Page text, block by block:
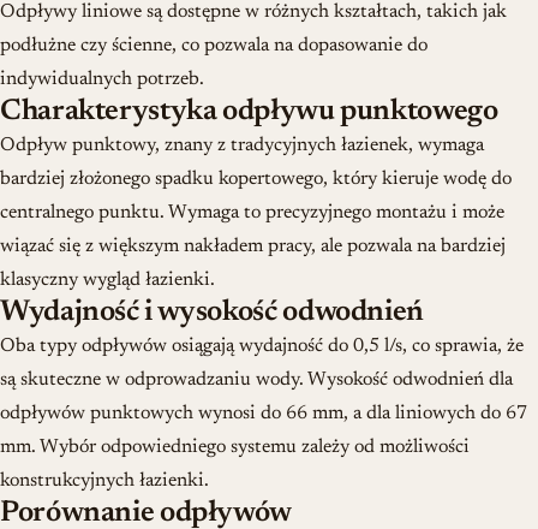
Odpływy liniowe są dostępne w różnych kształtach, takich jak
podłużne czy ścienne, co pozwala na dopasowanie do
indywidualnych potrzeb.
Charakterystyka odpływu punktowego
Odpływ punktowy, znany z tradycyjnych łazienek, wymaga
bardziej złożonego spadku kopertowego, który kieruje wodę do
centralnego punktu. Wymaga to precyzyjnego montażu i może
wiązać się z większym nakładem pracy, ale pozwala na bardziej
klasyczny wygląd łazienki.
Wydajność i wysokość odwodnień
Oba typy odpływów osiągają wydajność do 0,5 l/s, co sprawia, że
są skuteczne w odprowadzaniu wody. Wysokość odwodnień dla
odpływów punktowych wynosi do 66 mm, a dla liniowych do 67
mm. Wybór odpowiedniego systemu zależy od możliwości
konstrukcyjnych łazienki.
Porównanie odpływów